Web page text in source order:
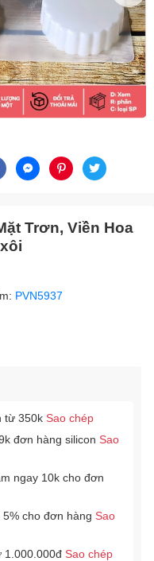
Trơn, Viền Hoa
PVN5937
từ 350k Sao chép
đơn hàng silicon Sao
ngay 10k cho đơn
cho đơn hàng Sao
1.000.000đ Sao chép